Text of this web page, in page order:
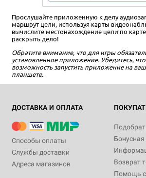
Прослушайте приложенную к делу
маршрут цели, используя карты
вычислите местонахождение цели по
раскрыть дело!
Обратите внимание, что для игры
установленное приложение. Убедитесь,
возможность запустить приложение на
планшете.
ДОСТАВКА И ОПЛАТА
Способы оплаты
Службы доставки
Адреса магазинов
Возврат
Помощь